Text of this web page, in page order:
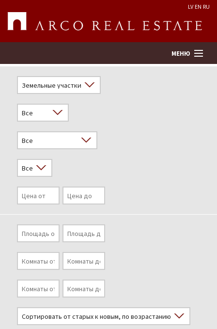
LV EN RU
МЕНЮ
Оценка недвижимости
Предприятие
Услуги
Kонтакты